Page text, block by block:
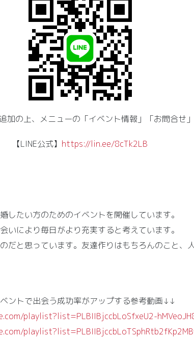
加の上、メニューの「イベント情報」「お問合せ
【LINE公式】 https://lin.ee/8cTk2LB
したい方のためのイベントを開催しています。
いにより毎日がより充実すると考えています。
だと思っています。友達作りはもちろんのこと、
ントで出会う成功率がアップする参考動画↓↓
playlist?list=PLBIIBjccbLoSfxeU2-